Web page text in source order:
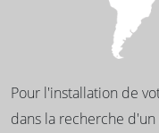
Pour l'installation de
dans la recherche